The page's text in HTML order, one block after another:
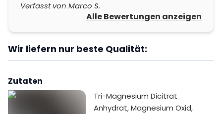
Verfasst von Marco S.
Alle Bewertungen anzeigen
Wir liefern nur beste Qualität:
Zutaten
Tri-Magnesium Dicitrat
Anhydrat, Magnesium Oxid,